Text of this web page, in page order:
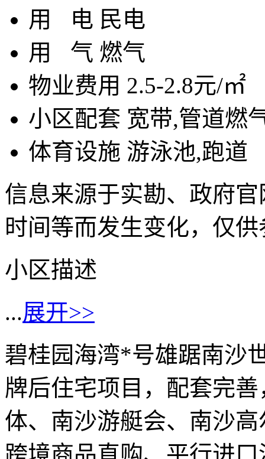
用
电 民电
用 气 燃气
物业费用 2.5-2.8元/㎡
小区配套 宽带,管道燃
体育设施 游泳池,跑道
信息来源于实勘、政府
时间等而发生变化，仅
小区描述
...展开>>
碧桂园海湾*号雄踞南沙
牌后住宅项目，配套完
体、南沙游艇会、南沙